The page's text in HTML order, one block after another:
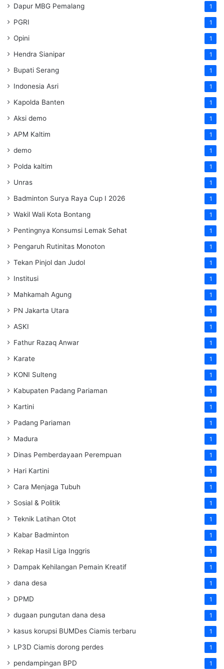
Dapur MBG Pemalang 1
PGRI 1
Opini 1
Hendra Sianipar 1
Bupati Serang 1
Indonesia Asri 1
Kapolda Banten 1
Aksi demo 1
APM Kaltim 1
demo 1
Polda kaltim 1
Unras 1
Badminton Surya Raya Cup I 2026 1
Wakil Wali Kota Bontang 1
Pentingnya Konsumsi Lemak Sehat 1
Pengaruh Rutinitas Monoton 1
Tekan Pinjol dan Judol 1
Institusi 1
Mahkamah Agung 1
PN Jakarta Utara 1
ASKI 1
Fathur Razaq Anwar 1
Karate 1
KONI Sulteng 1
Kabupaten Padang Pariaman 1
Kartini 1
Padang Pariaman 1
Madura 1
Dinas Pemberdayaan Perempuan 1
Hari Kartini 1
Cara Menjaga Tubuh 1
Sosial & Politik 1
Teknik Latihan Otot 1
Kabar Badminton 1
Rekap Hasil Liga Inggris 1
Dampak Kehilangan Pemain Kreatif 1
dana desa 1
DPMD 1
dugaan pungutan dana desa 1
kasus korupsi BUMDes Ciamis terbaru 1
LP3D Ciamis dorong perdes 1
pendampingan BPD 1